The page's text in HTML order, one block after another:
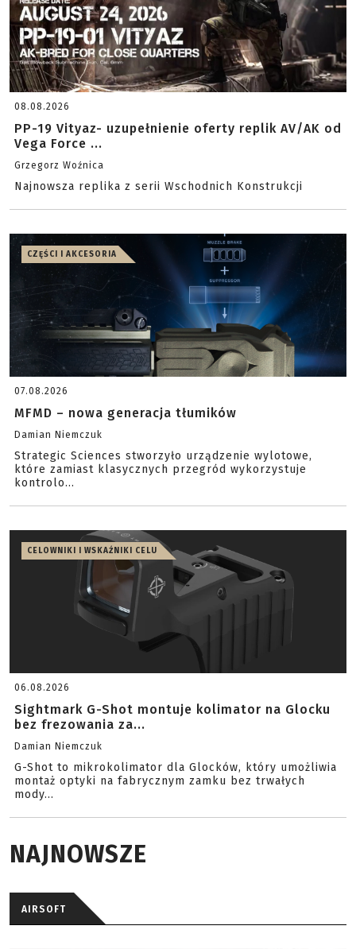
08.08.2026
PP-19 Vityaz- uzupełnienie oferty replik AV/AK od
Vega Force ...
Grzegorz Woźnica
Najnowsza replika z serii Wschodnich Konstrukcji
CZĘŚCI I AKCESORIA
07.08.2026
MFMD – nowa generacja tłumików
Damian Niemczuk
Strategic Sciences stworzyło urządzenie wylotowe,
które zamiast klasycznych przegród wykorzystuje
kontrolo...
CELOWNIKI I WSKAŹNIKI CELU
06.08.2026
Sightmark G-Shot montuje kolimator na Glocku
bez frezowania za...
Damian Niemczuk
G-Shot to mikrokolimator dla Glocków, który umożliwia
montaż optyki na fabrycznym zamku bez trwałych
mody...
NAJNOWSZE
AIRSOFT